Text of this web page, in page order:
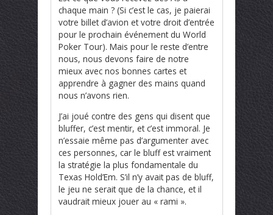
chaque main ? (Si c’est le cas, je paierai
votre billet d’avion et votre droit d’entrée
pour le prochain événement du World
Poker Tour). Mais pour le reste d’entre
nous, nous devons faire de notre
mieux avec nos bonnes cartes et
apprendre à gagner des mains quand
nous n’avons rien.
J’ai joué contre des gens qui disent que
bluffer, c’est mentir, et c’est immoral. Je
n’essaie même pas d’argumenter avec
ces personnes, car le bluff est vraiment
la stratégie la plus fondamentale du
Texas Hold’Em. S’il n’y avait pas de bluff,
le jeu ne serait que de la chance, et il
vaudrait mieux jouer au « rami ».